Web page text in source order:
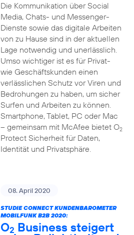
Die Kommunikation über Social
Media, Chats- und Messenger-
Dienste sowie das digitale Arbeiten
von zu Hause sind in der aktuellen
Lage notwendig und unerlässlich.
Umso wichtiger ist es für Privat-
wie Geschäftskunden einen
verlässlichen Schutz vor Viren und
Bedrohungen zu haben, um sicher
Surfen und Arbeiten zu können.
Smartphone, Tablet, PC oder Mac
– gemeinsam mit McAfee bietet O2
Protect Sicherheit für Daten,
Identität und Privatsphäre.
08. April 2020
STUDIE CONNECT KUNDENBAROMETER
MOBILFUNK B2B 2020:
O2 Business steigert